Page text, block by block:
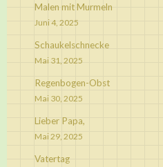
Malen mit Murmeln
Juni 4, 2025
Schaukelschnecke
Mai 31, 2025
Regenbogen-Obst
Mai 30, 2025
Lieber Papa,
Mai 29, 2025
Vatertag